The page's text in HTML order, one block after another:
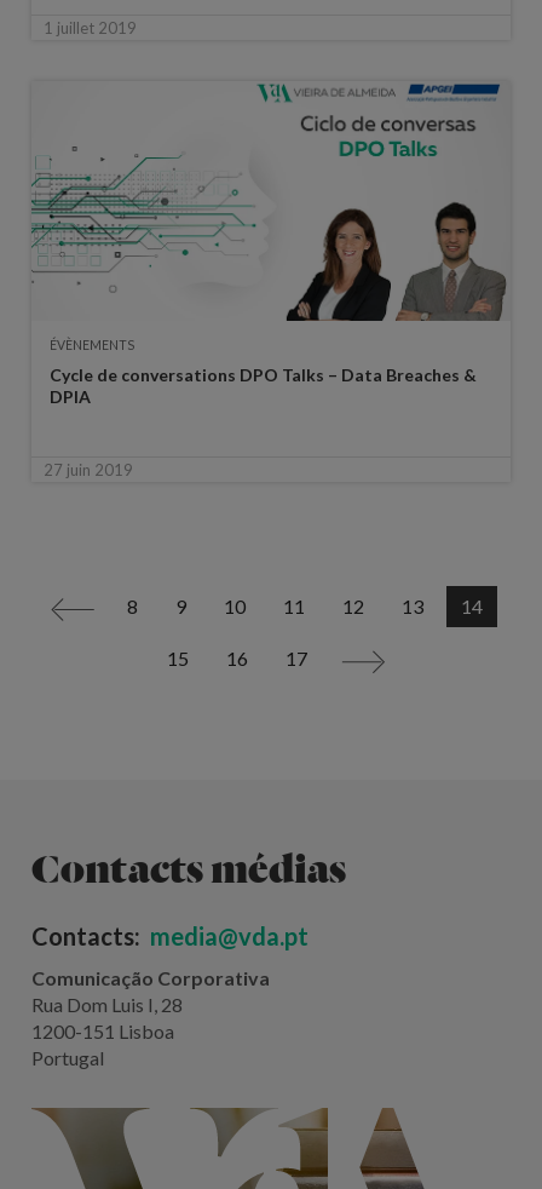
1 juillet 2019
ÉVÈNEMENTS
Cycle de conversations DPO Talks – Data Breaches &
DPIA
27 juin 2019
< 8 9 10 11 12 13 14
15 16 17 >
Contacts médias
Contacts: media@vda.pt
Comunicação Corporativa
Rua Dom Luis I, 28
1200-151 Lisboa
Portugal